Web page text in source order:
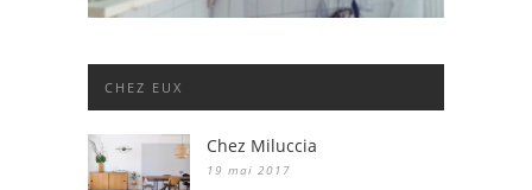
CHEZ EUX
Chez Miluccia
19 mai 2017